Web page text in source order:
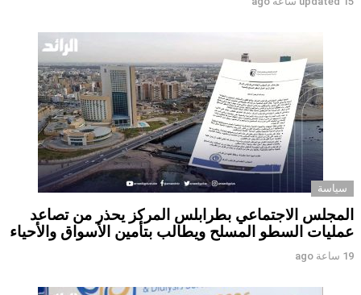
سياسة
المجلس الاجتماعي بطرابلس المركز يحذر من تصاعد
عمليات السطو المسلح ويطالب بتأمين الأسواق والأحياء
19 ساعة ago